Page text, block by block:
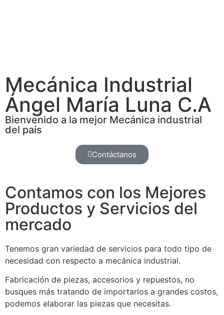
Mecánica Industrial
Ángel María Luna C.A
Bienvenido a la mejor Mecánica industrial
del país
Contáctanos
Contamos con los Mejores
Productos y Servicios del
mercado
Tenemos gran variedad de servicios para todo tipo de
necesidad con respecto a mecánica industrial.
Fabricación de piezas, accesorios y repuestos, no
busques más tratando de importarlos a grandes costos,
podemos elaborar las piezas que necesitas.